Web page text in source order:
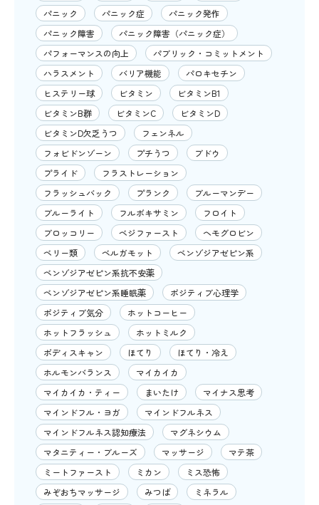
パニック
パニック症
パニック発作
パニック障害
パニック障害（パニック症）
パフォーマンスの向上
パブリック・コミットメント
ハラスメント
バリア機能
パロキセチン
ヒステリー球
ビタミン
ビタミンB1
ビタミンB群
ビタミンC
ビタミンD
ビタミンD欠乏うつ
フェンネル
フォビドンゾーン
プチうつ
ブドウ
プライド
フラストレーション
フラッシュバック
プランク
ブルーマンデー
ブルーライト
フルボキサミン
フロイト
ブロッコリー
ベジファースト
ヘモグロビン
ベリー類
ベルガモット
ベンゾジアゼピン系
ベンゾジアゼピン系抗不安薬
ベンゾジアゼピン系睡眠薬
ポジティブ心理学
ポジティブ気分
ホットコーヒー
ホットフラッシュ
ホットミルク
ボディスキャン
ほてり
ほてり・冷え
ホルモンバランス
マイカイカ
マイカイカ・ティー
まいたけ
マイナス思考
マインドフル・ヨガ
マインドフルネス
マインドフルネス認知療法
マグネシウム
マタニティー・ブルーズ
マッサージ
マテ茶
ミートファースト
ミカン
ミス恐怖
みぞおちマッサージ
みつば
ミネラル